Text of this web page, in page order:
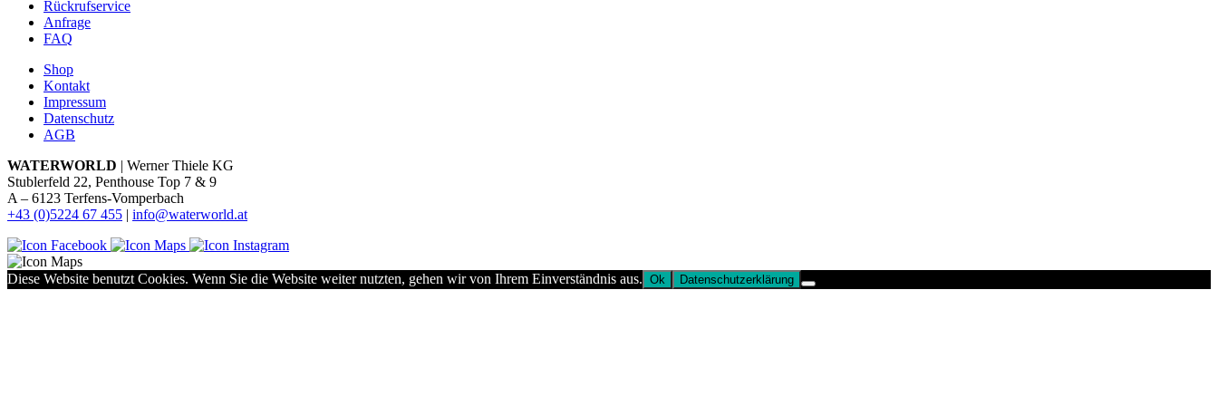
Rückrufservice
Anfrage
FAQ
Shop
Kontakt
Impressum
Datenschutz
AGB
WATERWORLD | Werner Thiele KG
Stublerfeld 22, Penthouse Top 7 & 9
A – 6123 Terfens-Vomperbach
+43 (0)5224 67 455 | info@waterworld.at
Diese Website benutzt Cookies. Wenn Sie die Website weiter nutzten, gehen wir von Ihrem Einverständnis aus. Ok Datenschutzerklärung